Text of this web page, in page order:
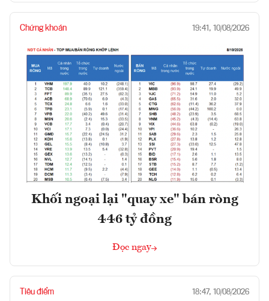
Chứng khoán 19:41, 10/08/2026
Khối ngoại lại "quay xe" bán ròng
446 tỷ đồng
Đọc ngay
Tiêu điểm 18:47, 10/08/2026